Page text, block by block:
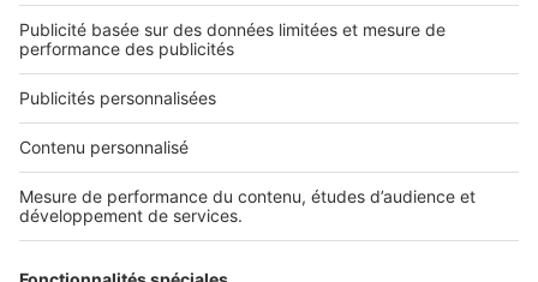
Qui sommes-nous ?
Nous contacter
Nous recrutons
NOS APPLICATIONS
Découvrez nos applications